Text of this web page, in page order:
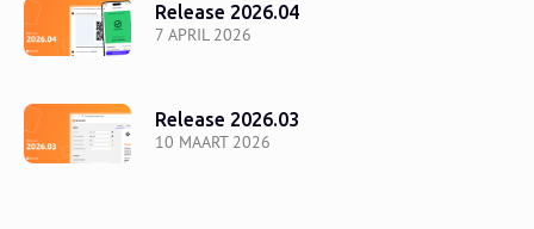
7 APRIL 2026
Release 2026.04
10 MAART 2026
Release 2026.03